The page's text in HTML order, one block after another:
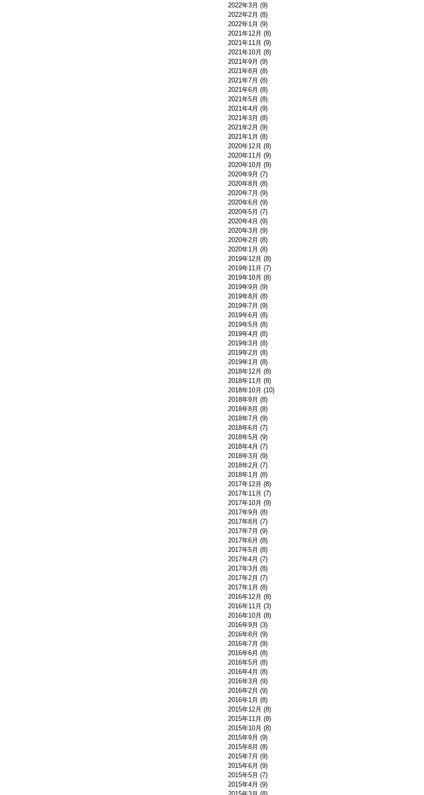
2022年3月 (9)
2022年2月 (8)
2022年1月 (9)
2021年12月 (8)
2021年11月 (9)
2021年10月 (8)
2021年9月 (9)
2021年8月 (8)
2021年7月 (8)
2021年6月 (8)
2021年5月 (8)
2021年4月 (9)
2021年3月 (8)
2021年2月 (9)
2021年1月 (8)
2020年12月 (8)
2020年11月 (9)
2020年10月 (9)
2020年9月 (7)
2020年8月 (8)
2020年7月 (9)
2020年6月 (9)
2020年5月 (7)
2020年4月 (9)
2020年3月 (9)
2020年2月 (8)
2020年1月 (8)
2019年12月 (8)
2019年11月 (7)
2019年10月 (8)
2019年9月 (9)
2019年8月 (8)
2019年7月 (9)
2019年6月 (8)
2019年5月 (8)
2019年4月 (8)
2019年3月 (8)
2019年2月 (8)
2019年1月 (8)
2018年12月 (8)
2018年11月 (8)
2018年10月 (10)
2018年9月 (8)
2018年8月 (8)
2018年7月 (9)
2018年6月 (7)
2018年5月 (9)
2018年4月 (7)
2018年3月 (9)
2018年2月 (7)
2018年1月 (8)
2017年12月 (8)
2017年11月 (7)
2017年10月 (9)
2017年9月 (8)
2017年8月 (7)
2017年7月 (9)
2017年6月 (8)
2017年5月 (8)
2017年4月 (7)
2017年3月 (8)
2017年2月 (7)
2017年1月 (8)
2016年12月 (8)
2016年11月 (3)
2016年10月 (8)
2016年9月 (3)
2016年8月 (9)
2016年7月 (9)
2016年6月 (8)
2016年5月 (8)
2016年4月 (8)
2016年3月 (9)
2016年2月 (9)
2016年1月 (8)
2015年12月 (8)
2015年11月 (8)
2015年10月 (8)
2015年9月 (9)
2015年8月 (8)
2015年7月 (9)
2015年6月 (9)
2015年5月 (7)
2015年4月 (9)